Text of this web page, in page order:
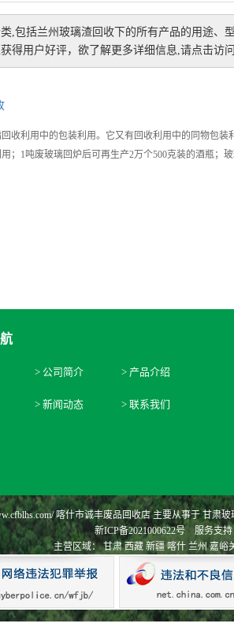
,包括兰州玻璃渣回收 下的所有产品的用途、
得用户好评，欲了解更多详细信息,请点击访
收利用中的包装利用。它又有回收利用中的同物包
；1吨废玻璃回炉后可再生产2万个500克装的酒瓶；
> 公司简介 > 产品介绍
> 新闻动态 > 联系我们
喀什市诚丰废品回收店 主要从事于甘肃玻
新ICP备2021000622号服务支持
主营区域：甘肃 西藏 新疆 喀什 兰州 嘉峪